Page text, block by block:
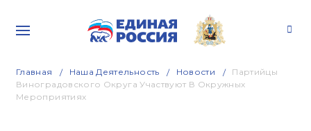
Главная Наша Деятельность Новости
Партийцы
Виноградовского Округа Участвуют В Окружных
Мероприятиях